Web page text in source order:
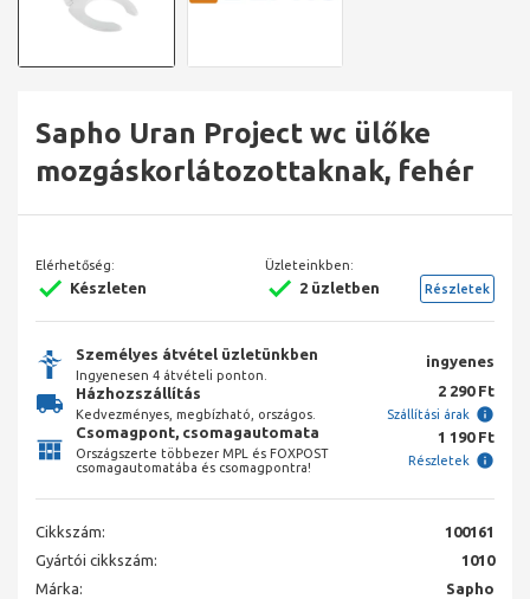
Sapho Uran Project wc ülőke
mozgáskorlátozottaknak, fehér
Elérhetőség:
Készleten
Üzleteinkben:
2 üzletben Részletek
Személyes átvétel üzletünkben
Ingyenesen 4 átvételi ponton.
ingyenes
Házhozszállítás
Kedvezményes, megbízható, országos.
2 290 Ft
Szállítási árak
Csomagpont, csomagautomata
Országszerte többezer MPL és FOXPOST
csomagautomatába és csomagpontra!
1 190 Ft
Részletek
Cikkszám:
100161
Gyártói cikkszám:
1010
Márka:
Sapho